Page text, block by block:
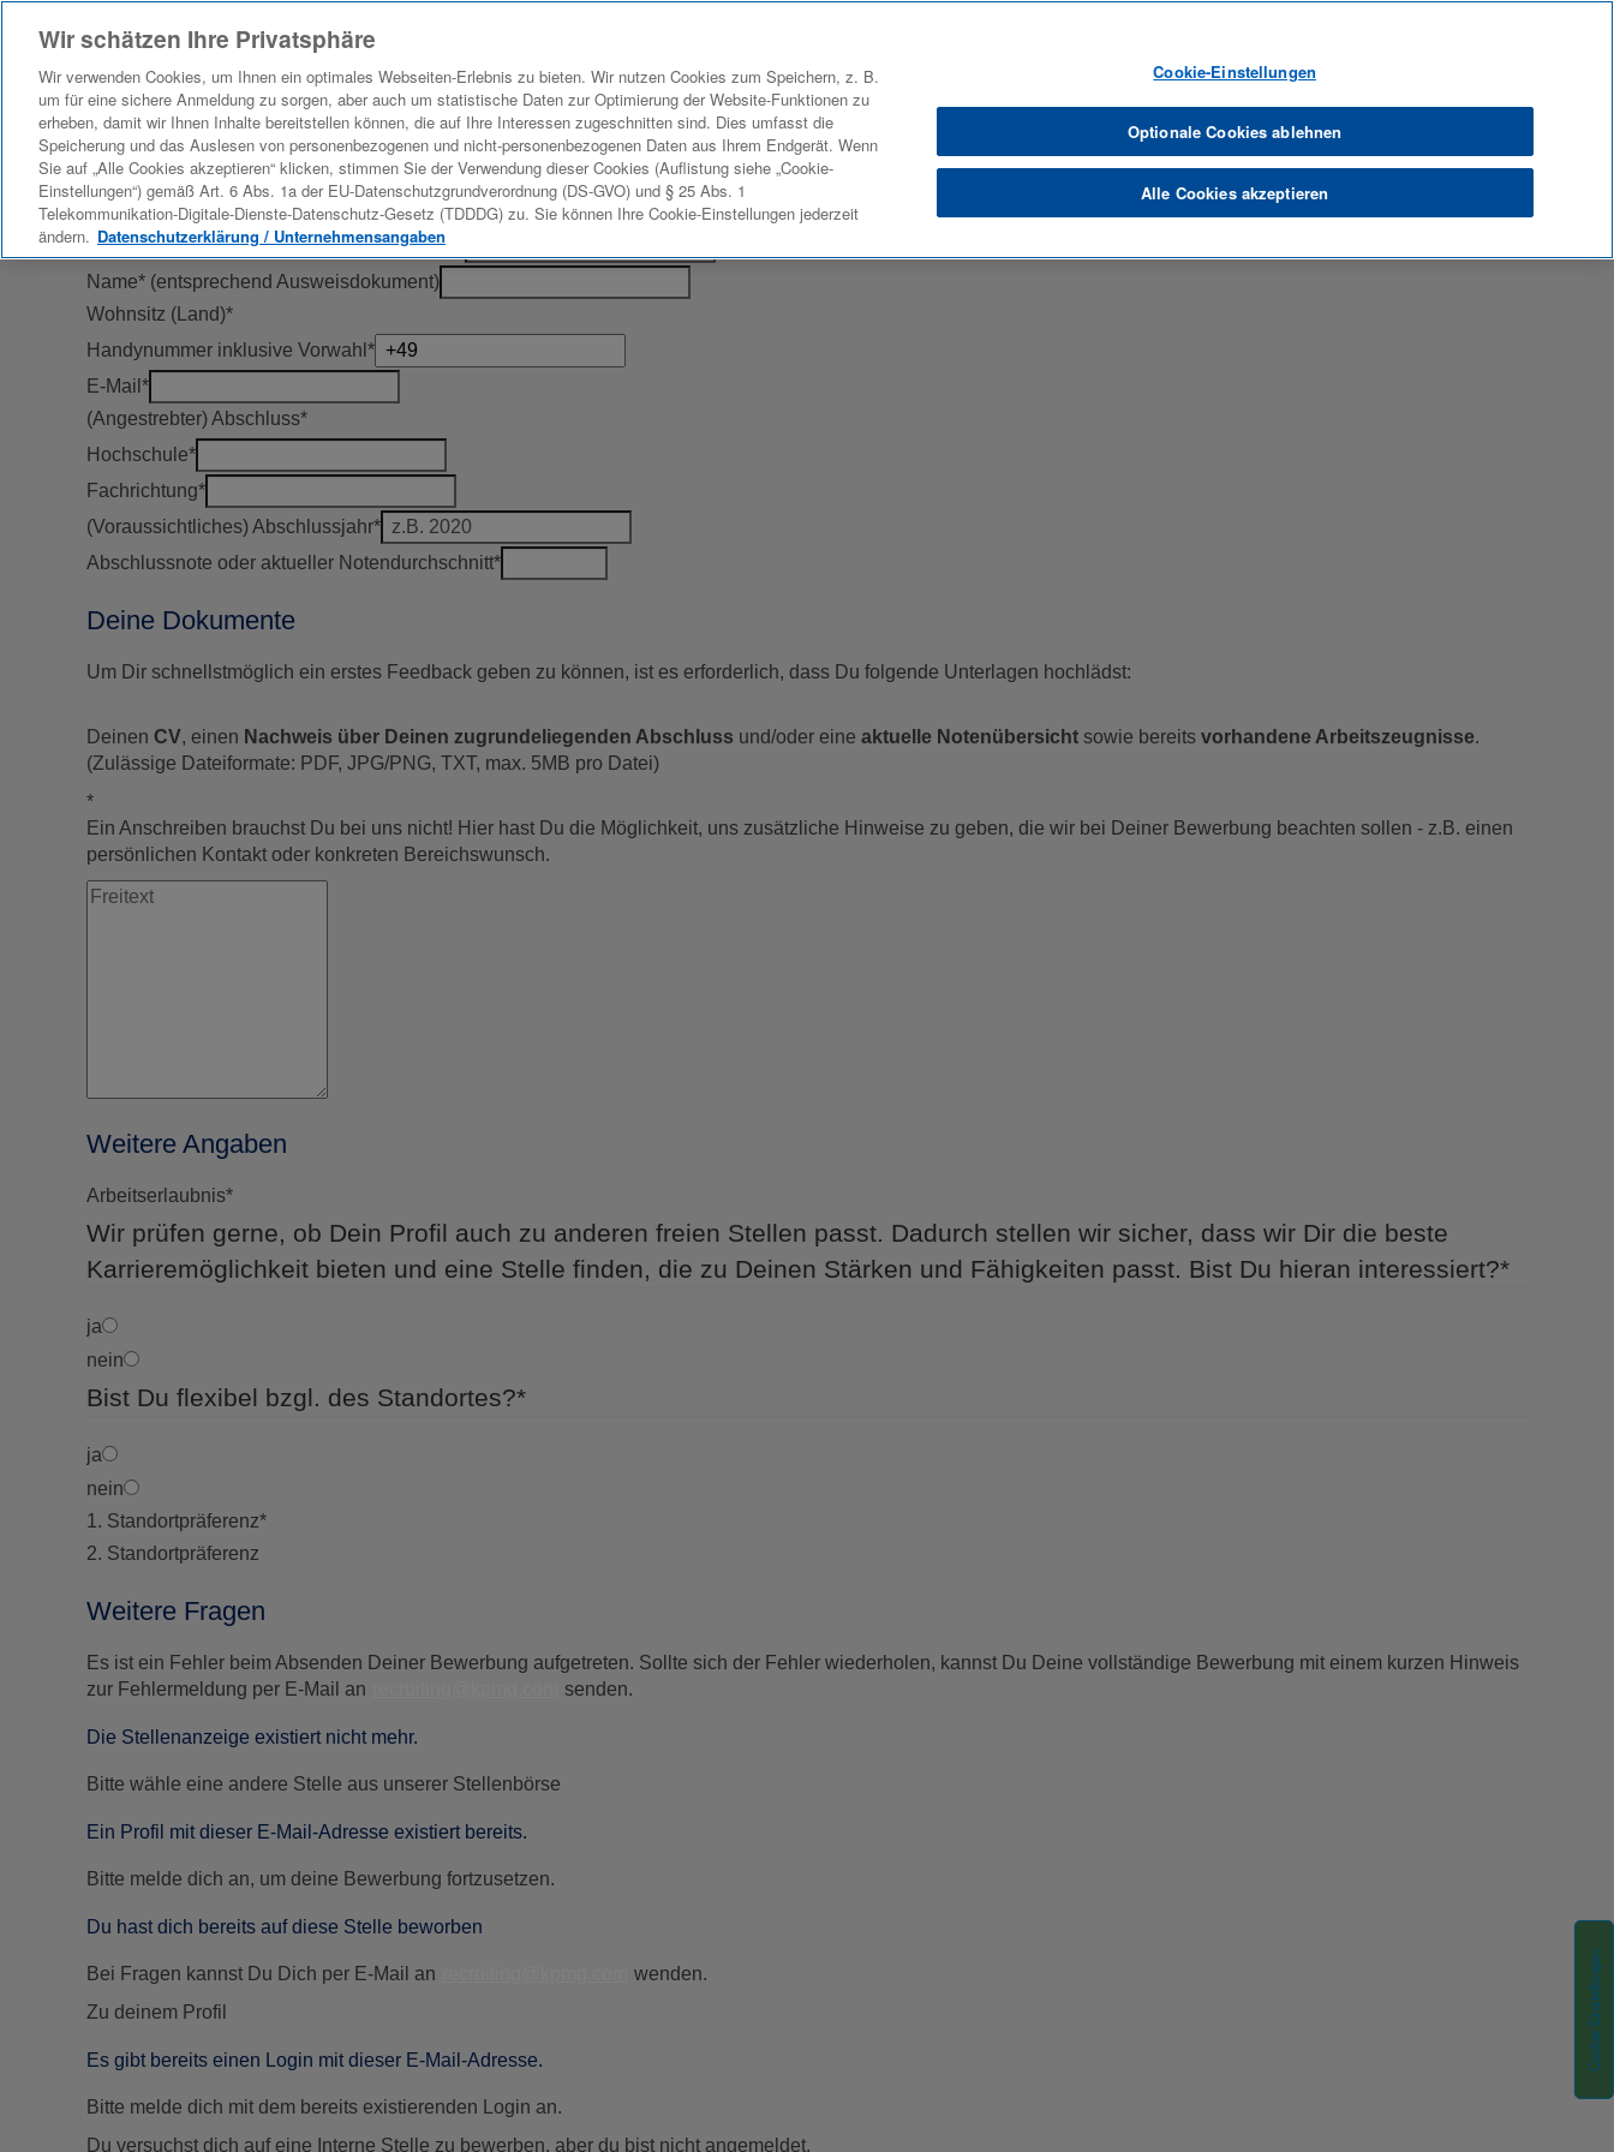
Bitte stimme zunächst derDatenschutzerklärungzu. Nach Deiner Zustimmung wirst Du direkt zurück zum Bewerbungsformular geleitet.
Persönliche Daten
Anrede*
Vorname* (entsprechend Ausweisdokument)
Name* (entsprechend Ausweisdokument)
Wohnsitz (Land)*
Handynummer inklusive Vorwahl *
E-Mail *
(Angestrebter) Abschluss*
Hochschule*
Fachrichtung*
(Voraussichtliches) Abschlussjahr*
Abschlussnote oder aktueller Notendurchschnitt*
Deine Dokumente
Um Dir schnellstmöglich ein erstes Feedback geben zu können, ist es erforderlich, dass Du folgende Unterlagen hochlädst:
Deinen CV, einen Nachweis über Deinen zugrundeliegenden Abschluss und/oder eine aktuelle Notenübersicht sowie bereits vorhandene Arbeitszeugnisse.
(Zulässige Dateiformate: PDF, JPG/PNG, TXT, max. 5MB pro Datei)
*
Ein Anschreiben brauchst Du bei uns nicht! Hier hast Du die Möglichkeit, uns zusätzliche Hinweise zu geben, die wir bei Deiner Bewerbung beachten sollen - z.B. einen
persönlichen Kontakt oder konkreten Bereichswunsch.
Weitere Angaben
Arbeitserlaubnis*
Wir prüfen gerne, ob Dein Profil auch zu anderen freien Stellen passt. Dadurch stellen wir sicher, dass wir Dir die beste
Karrieremöglichkeit bieten und eine Stelle finden, die zu Deinen Stärken und Fähigkeiten passt. Bist Du hieran interessiert?*
ja
nein
Bist Du flexibel bzgl. des Standortes?*
ja
nein
1. Standortpräferenz*
2. Standortpräferenz
Weitere Fragen
Es ist ein Fehler beim Absenden Deiner Bewerbung aufgetreten. Sollte sich der Fehler wiederholen, kannst Du Deine vollständige Bewerbung mit einem kurzen Hinweis
zur Fehlermeldung per E-Mail an
senden.
Die Stellenanzeige existiert nicht mehr.
Bitte wähle eine andere Stelle aus unserer Stellenbörse
Ein Profil mit dieser E-Mail-Adresse existiert bereits.
Bitte melde dich an, um deine Bewerbung fortzusetzen.
Du hast dich bereits auf diese Stelle beworben
Bei Fragen kannst Du Dich per E-Mail an
wenden.
Zu deinem Profil
Es gibt bereits einen Login mit dieser E-Mail-Adresse.
Bitte melde dich mit dem bereits existierenden Login an.
Du versuchst dich auf eine Interne Stelle zu bewerben, aber du bist nicht angemeldet.
Cookie-Einstellungen
Wir schätzen Ihre Privatsphäre
Wir verwenden Cookies, um Ihnen ein optimales Webseiten-Erlebnis zu bieten. Wir nutzen Cookies zum Speichern, z. B.
um für eine sichere Anmeldung zu sorgen, aber auch um statistische Daten zur Optimierung der Website-Funktionen zu
erheben, damit wir Ihnen Inhalte bereitstellen können, die auf Ihre Interessen zugeschnitten sind. Dies umfasst die
Speicherung und das Auslesen von personenbezogenen und nicht-personenbezogenen Daten aus Ihrem Endgerät. Wenn
Sie auf „Alle Cookies akzeptieren“ klicken, stimmen Sie der Verwendung dieser Cookies (Auflistung siehe „Cookie-
Einstellungen“) gemäß Art. 6 Abs. 1a der EU-Datenschutzgrundverordnung (DS-GVO) und § 25 Abs. 1
Telekommunikation-Digitale-Dienste-Datenschutz-Gesetz (TDDDG) zu. Sie können Ihre Cookie-Einstellungen jederzeit
ändern. Datenschutzerklärung / Unternehmensangaben
Cookie-Einstellungen
Optionale Cookies ablehnen
Alle Cookies akzeptieren